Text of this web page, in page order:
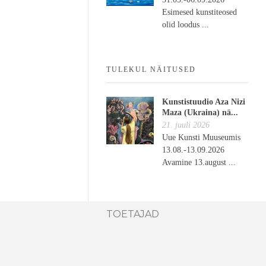
Esimesed kunstiteosed
olid loodus ...
TULEKUL NÄITUSED
Kunstistuudio Aza Nizi
Maza (Ukraina) nä...
21. juuli 2026
Uue Kunsti Muuseumis
13.08.-13.09.2026
Avamine 13.august ...
TOETAJAD